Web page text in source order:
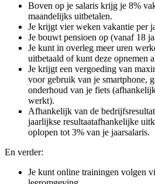
Boven op je salaris krijg je 8%
maandelijks uitbetalen.
Je krijgt vier weken vakantie per
Je bouwt pensioen op (vanaf 18
Je kunt in overleg meer uren
uitbetaald of kunt deze opnemen
Je krijgt een vergoeding van
voor gebruik van je smartphone,
onderhoud van je fiets
werkt).
Afhankelijk van de
jaarlijkse resultaatafhankelijke
oplopen tot 3% van je jaarsalaris.
En verder:
Je kunt online trainingen volgen